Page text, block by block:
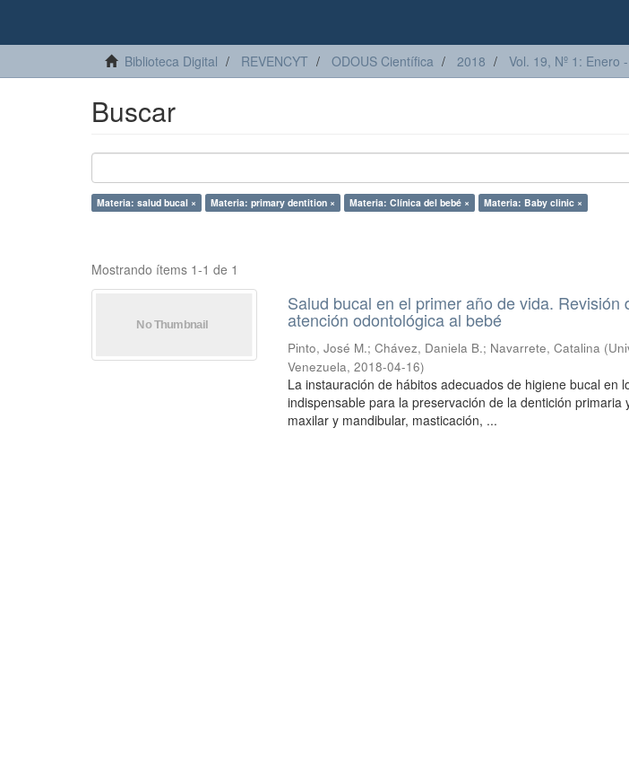
Biblioteca Digital REVENCYT ODOUS Científica 2018 Vol. 19, Nº 1: Enero
Buscar
Materia: salud bucal × Materia: primary dentition × Materia: Clínica del bebé × Materia: Baby clinic ×
Mostrando ítems 1-1 de 1
Salud bucal en el primer año de vida.
atención odontológica al bebé
Pinto, José M.;Chávez, Daniela B.; Navarrete, Catalina (
Venezuela,2018-04-16)
La instauración de hábitos adecuados de higiene bucal en
indispensable para la preservación de la dentición
maxilar y mandibular, masticación, ...